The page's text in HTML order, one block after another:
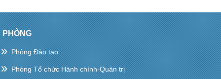
PHÒNG
Phòng Đào tạo
Phòng Tổ chức Hành chính-Quản trị